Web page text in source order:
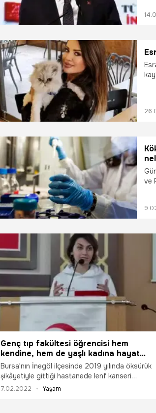
ve
Genç tıp fakültesi öğrencisi hem
kendine, hem de yaşlı kadına hayat
oldu!
Bursa'nın İnegöl ilçesinde 2019 yılında öksürük
şikâyetiyle gittiği hastanede lenf kanseri
olduğunu öğrenen tıp fakültesi öğrencisi Elif
7.02.2022 Yaşam